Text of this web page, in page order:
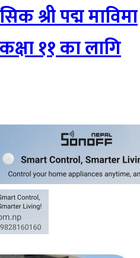
श्री पद्म माविमा
११ का लागि